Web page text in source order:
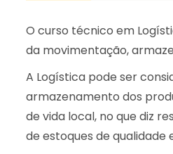
O curso técnico em
da movimentação,
A Logística pode ser
armazenamento dos
de vida local, no que diz
de estoques de